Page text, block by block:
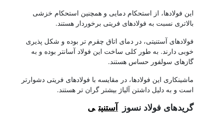
این فولادها، از استحکام دمایی و همچنین استحکام خزشی
بالاتری نسبت به فولادهای فریتی برخوردار هستند.
فولادهای آستنیتی، در دمای اتاق چقرم تر بوده و شکل پذیری
خوبی دارند. به طور کلی ساخت این فولاد آسانتر بوده و به
گازهای سولفور حساس هستند.
ماشینکاری این فولادها، در مقایسه با فولادهای فریتی دشوارتر
است و به دلیل داشتن آلیاژ بیشتر گران تر هستند.
گریدهای فولاد نسوز آستنیت ی